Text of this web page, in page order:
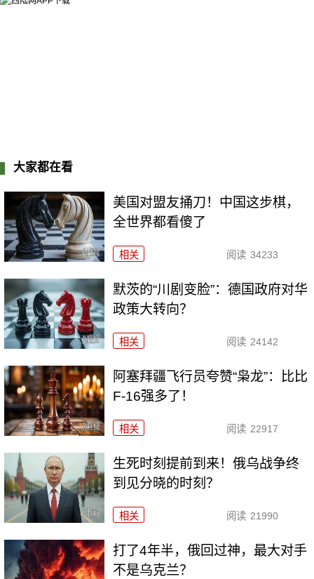
大家都在看
美国对盟友捅刀！中国这步棋，
全世界都看傻了
相关 阅读 34233
默茨的“川剧变脸”：德国政府对华
政策大转向？
相关 阅读 24142
阿塞拜疆飞行员夸赞“枭龙”：比比
F-16强多了！
相关 阅读 22917
生死时刻提前到来！俄乌战争终
到见分晓的时刻？
相关 阅读 21990
打了4年半，俄回过神，最大对手
不是乌克兰？